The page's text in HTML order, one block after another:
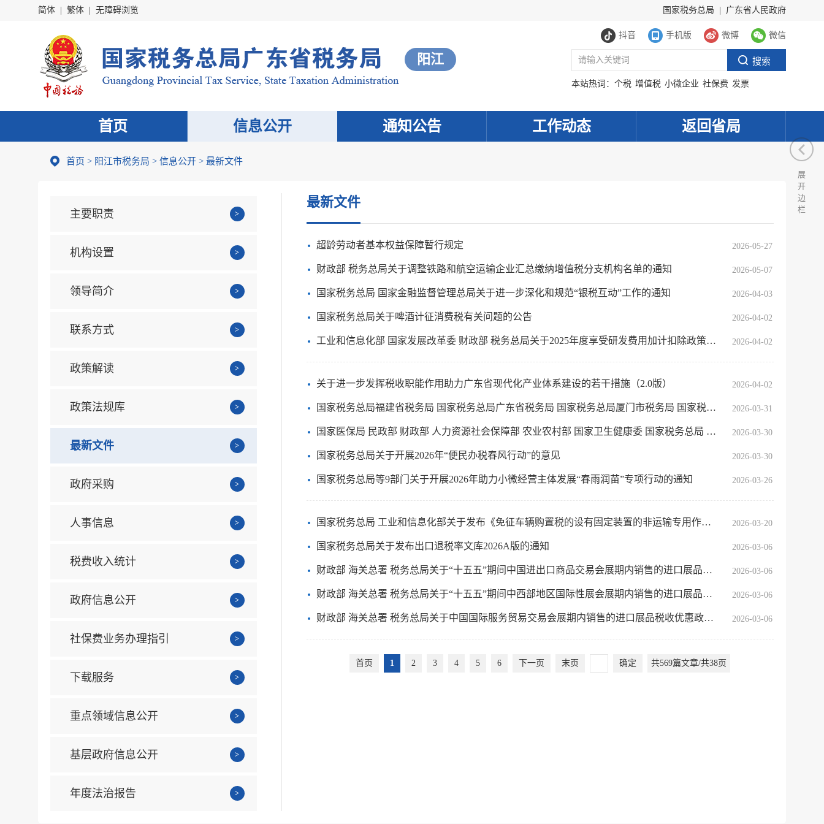
简体 繁体 无障碍浏览 国家税务总局 广东省人民政府
抖音 手机版 微博 微信
阳江
本站热词： 个税 增值税 小微企业 社保费 发票
首页 信息公开 通知公告 工作动态 返回省局
首页 > 阳江市税务局 > 信息公开 > 最新文件
主要职责
机构设置
领导简介
联系方式
政策解读
政策法规库
最新文件
政府采购
人事信息
税费收入统计
政府信息公开
社保费业务办理指引
下载服务
重点领域信息公开
基层政府信息公开
年度法治报告
最新文件
超龄劳动者基本权益保障暂行规定 2026-05-27
财政部 税务总局关于调整铁路和航空运输企业汇总缴纳增值税分支机构名单的通知 2026-05-07
国家税务总局 国家金融监督管理总局关于进一步深化和规范“银税互动”工作的通知 2026-04-03
国家税务总局关于啤酒计征消费税有关问题的公告 2026-04-02
工业和信息化部 国家发展改革委 财政部 税务总局关于2025年度享受研发费用加计扣除政策的工业母机企业清单制定工作有关事项的通知 2026-04-02
关于进一步发挥税收职能作用助力广东省现代化产业体系建设的若干措施（2.0版） 2026-04-02
国家税务总局福建省税务局 国家税务总局广东省税务局 国家税务总局厦门市税务局 国家税务总局深圳市税务局关于离境退税“即买即退”跨省市互认的通告 2026-03-31
国家医保局 民政部 财政部 人力资源社会保障部 农业农村部 国家卫生健康委 国家税务总局 中国残疾人联合会关于印发《加快建立长期护理保险制度实施方案》的通知 2026-03-30
国家税务总局关于开展2026年“便民办税春风行动”的意见 2026-03-30
国家税务总局等9部门关于开展2026年助力小微经营主体发展“春雨润苗”专项行动的通知 2026-03-26
国家税务总局 工业和信息化部关于发布《免征车辆购置税的设有固定装置的非运输专用作业车辆目录》（第二十一批）的公告 2026-03-20
国家税务总局关于发布出口退税率文库2026A版的通知 2026-03-06
财政部 海关总署 税务总局关于“十五五”期间中国进出口商品交易会展期内销售的进口展品税收优惠政策的通知 2026-03-06
财政部 海关总署 税务总局关于“十五五”期间中西部地区国际性展会展期内销售的进口展品税收优惠政策的通知 2026-03-06
财政部 海关总署 税务总局关于中国国际服务贸易交易会展期内销售的进口展品税收优惠政策的通知 2026-03-06
首页 1 2 3 4 5 6 下一页 末页 确定 共569篇文章/共38页
展
开
边
栏